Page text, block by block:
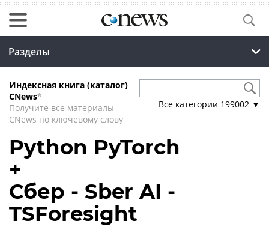
Разделы
Индексная книга (каталог)
CNews*
Получите все материалы
CNews по ключевому слову
Все категории 199002 ▼
Python PyTorch
+
Сбер - Sber AI -
TSForesight